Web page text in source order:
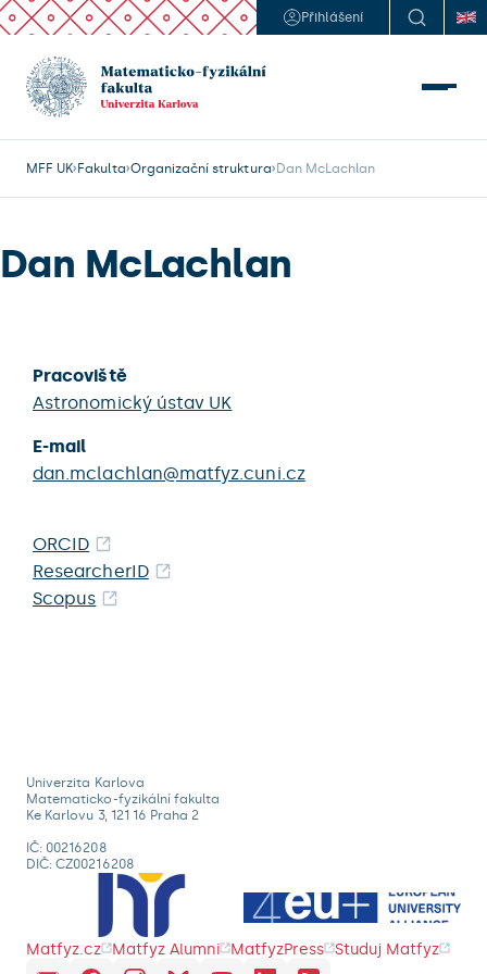
Přihlášení
MFF UK Fakulta Organizační struktura Dan McLachlan
Dan McLachlan
Pracoviště
Astronomický ústav UK
E-mail
dan.mclachlan@matfyz.cuni.cz
ORCID
ResearcherID
Scopus
Univerzita Karlova
Matematicko-fyzikální fakulta
Ke Karlovu 3, 121 16 Praha 2
IČ: 00216208
DIČ: CZ00216208
Matfyz.cz Matfyz Alumni MatfyzPress Studuj Matfyz